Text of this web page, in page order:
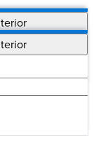
& Resection